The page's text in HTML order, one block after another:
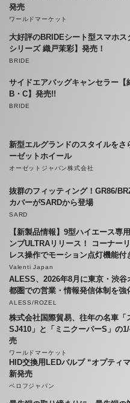
発売
ワールドマーケット
大好評のBRIDEシート型スマホス
シリーズ 織戸茉彩】発売！
BRIDE
サイドエアバッグキャンセラー【
B・C】発売!!
BRIDE
新型エルグランドのスタイルをさ
ーゼットホイール
オーゼットジャパン株式会社
抜群のフィッティング！GR86/
カバーがSARDから登場
SARD
【新製品情報】9型ハイエース専
ンプULTRAリリース！ コーナー
レス操作でモーション点灯機能付
Valenti Japan
ALESS、2026年8月に東京・渋
都圏での営業・情報発信体制を強
ALESS/ROZEL
株式会社国際貿易、往年の名車「
SJ410」と「ミニクーパーS」の
売
ワールドマーケット
HID交換用LEDバルブ “オプティ
新発売
ベロフジャパン